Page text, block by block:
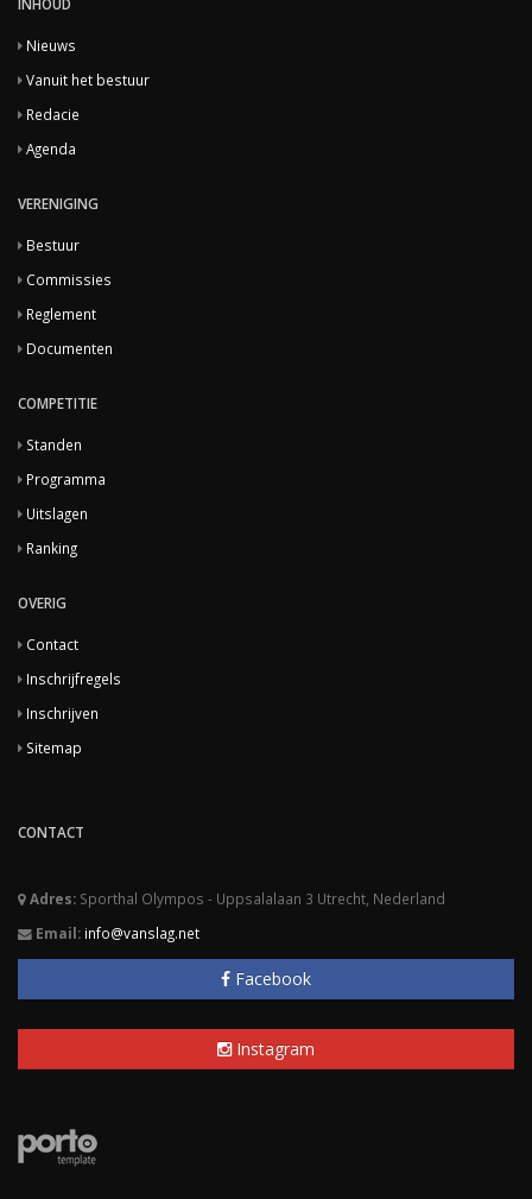
Nieuws
Vanuit het bestuur
Redacie
Agenda
VERENIGING
Bestuur
Commissies
Reglement
Documenten
COMPETITIE
Standen
Programma
Uitslagen
Ranking
OVERIG
Contact
Inschrijfregels
Inschrijven
Sitemap
CONTACT
Adres: Sporthal Olympos - Uppsalalaan 3 Utrecht, Nederland
Email: info@vanslag.net
Facebook
Instagram